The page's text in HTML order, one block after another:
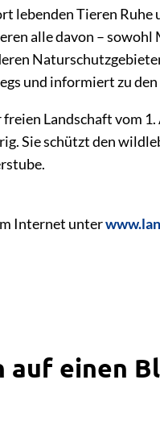
lebenden Tieren
alle davon – sowohl
und informiert zu
Landschaft vom
Sie schützt den
Internet unter
einen